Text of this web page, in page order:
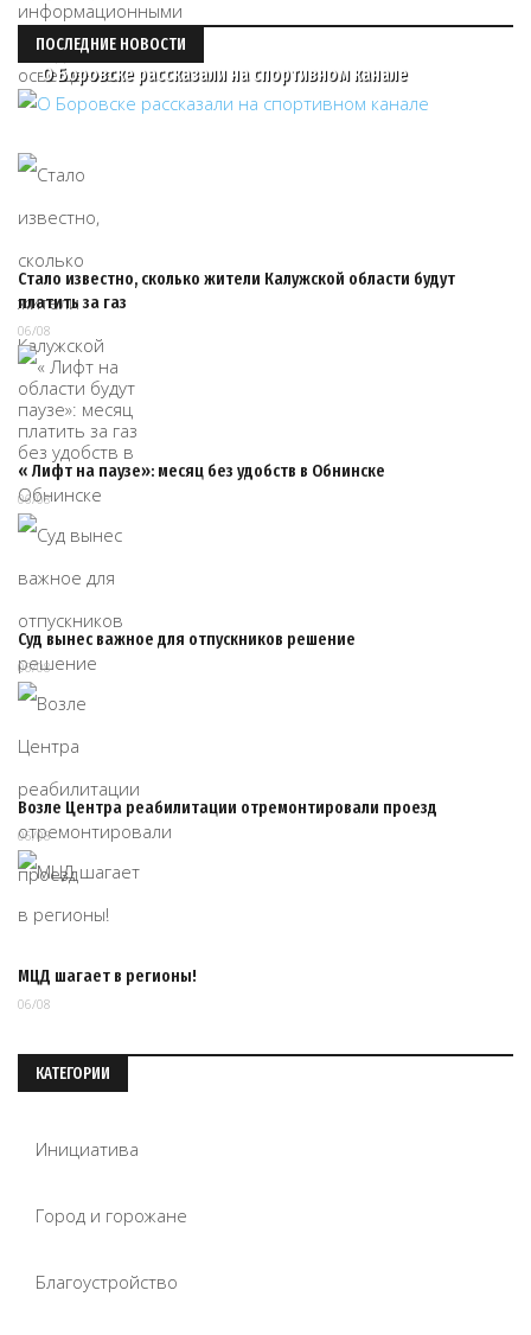
ПОСЛЕДНИЕ НОВОСТИ
О Боровске рассказали на спортивном канале
Стало известно, сколько жители Калужской области будут
платить за газ
06/08
« Лифт на паузе»: месяц без удобств в Обнинске
06/08
Суд вынес важное для отпускников решение
06/08
Возле Центра реабилитации отремонтировали проезд
06/08
МЦД шагает в регионы!
06/08
КАТЕГОРИИ
Инициатива
Город и горожане
Благоустройство